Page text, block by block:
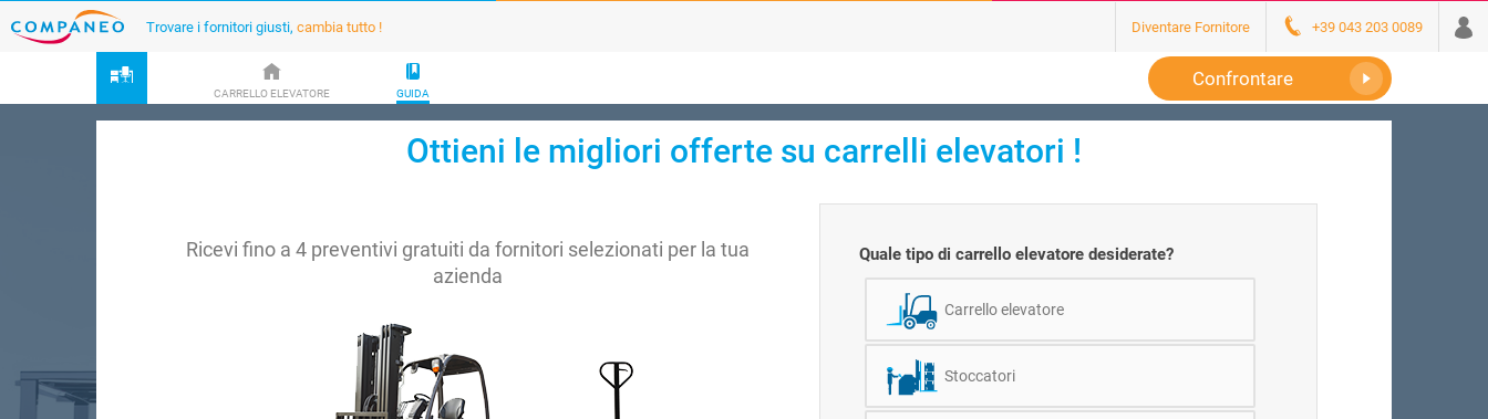
Trovare i fornitori giusti, cambia tutto ! Diventare Fornitore +39 043 203 0089
CARRELLO ELEVATORE GUIDA
Confrontare
Ottieni le migliori offerte su carrelli elevatori !
Ricevi fino a 4 preventivi gratuiti da fornitori selezionati per la tua
azienda
Quale tipo di carrello elevatore desiderate?
Carrello elevatore
Stoccatori